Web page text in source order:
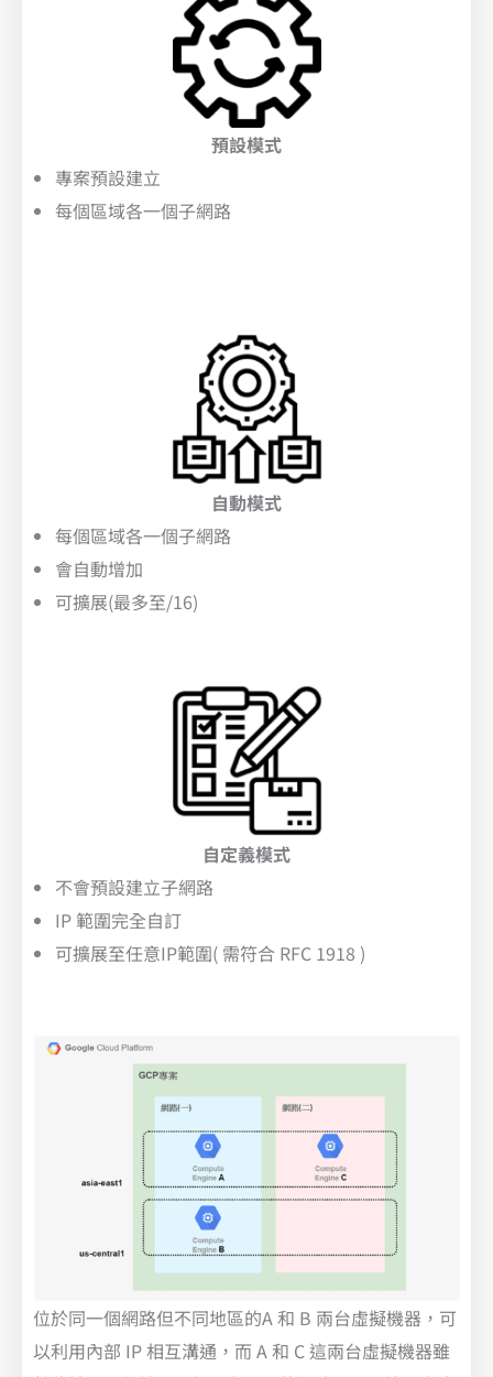
預設模式
專案預設建立
每個區域各一個子網路
自動模式
每個區域各一個子網路
會自動增加
可擴展(最多至/16)
自定義模式
不會預設建立子網路
IP 範圍完全自訂
可擴展至任意IP範圍( 需符合 RFC 1918 )
位於同一個網路但不同地區的A 和 B 兩台虛擬機器，可
以利用內部 IP 相互溝通，而 A 和 C 這兩台虛擬機器雖